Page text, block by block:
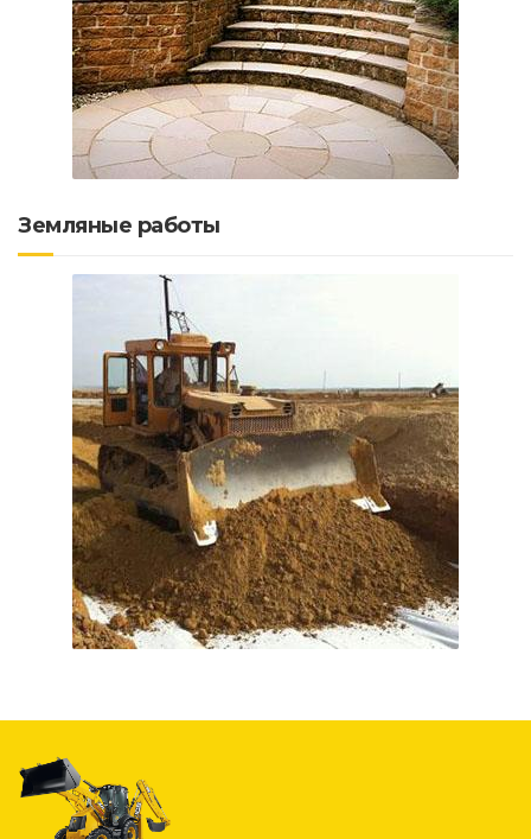
Земляные работы